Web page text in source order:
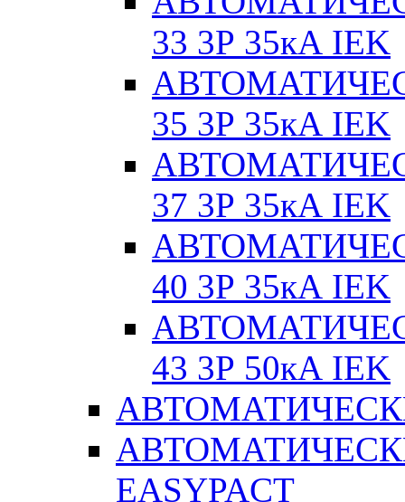
33 3Р 35кА IEK
35 3Р 35кА IEK
37 3Р 35кА IEK
40 3Р 35кА IEK
43 3Р 50кА IEK
EASYPACT